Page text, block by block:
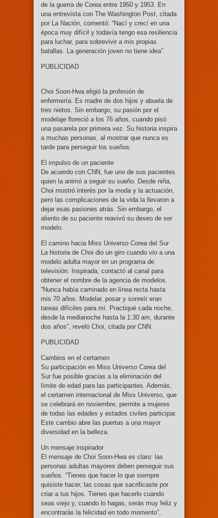
de la guerra de Corea entre 1950 y 1953. En
una entrevista con The Washington Post, citada
por La Nación, comentó: “Nací y crecí en una
época muy difícil y todavía tengo esa resiliencia
para luchar, para sobrevivir a mis propias
batallas. La generación joven no tiene idea”.
PUBLICIDAD
Choi Soon-Hwa eligió la profesión de
enfermería. Es madre de dos hijos y abuela de
tres nietos. Sin embargo, su pasión por el
modelaje floreció a los 76 años, cuando pisó
una pasarela por primera vez. Su historia inspira
a muchas personas, al mostrar que nunca es
tarde para perseguir los sueños.
El impulso de un paciente
De acuerdo con CNN, fue uno de sus pacientes
quien la animó a seguir su sueño. Desde niña,
Choi mostró interés por la moda y la actuación,
pero las complicaciones de la vida la llevaron a
dejar esas pasiones atrás. Sin embargo, el
aliento de su paciente reavivó su deseo de ser
modelo.
El camino hacia Miss Universo Corea del Sur
La historia de Choi dio un giro cuando vio a una
modelo adulta mayor en un programa de
televisión. Inspirada, contactó al canal para
obtener el nombre de la agencia de modelos.
“Nunca había caminado en línea recta hasta
mis 70 años. Modelar, posar y sonreír eran
tareas difíciles para mí. Practiqué cada noche,
desde la medianoche hasta la 1:30 am, durante
dos años”, reveló Choi, citada por CNN.
PUBLICIDAD
Cambios en el certamen
Su participación en Miss Universo Corea del
Sur fue posible gracias a la eliminación del
límite de edad para las participantes. Además,
el certamen internacional de Miss Universo, que
se celebrará en noviembre, permite a mujeres
de todas las edades y estados civiles participar.
Este cambio abre las puertas a una mayor
diversidad en la belleza.
Un mensaje inspirador
El mensaje de Choi Soon-Hwa es claro: las
personas adultas mayores deben perseguir sus
sueños. “Tienes que hacer lo que siempre
quisiste hacer, las cosas que sacrificaste por
criar a tus hijos. Tienes que hacerlo cuando
seas viejo y, cuando lo hagas, serás muy feliz y
encontrarás la felicidad en todo momento”,